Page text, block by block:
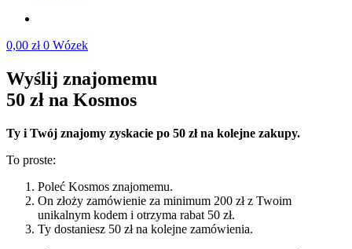
0,00 zł 0 Wózek
Wyślij znajomemu
50 zł na Kosmos
Ty i Twój znajomy zyskacie po 50 zł na kolejne zakupy.
To proste:
Poleć Kosmos znajomemu.
On złoży zamówienie za minimum 200 zł z Twoim
unikalnym kodem i otrzyma rabat 50 zł.
Ty dostaniesz 50 zł na kolejne zamówienia.